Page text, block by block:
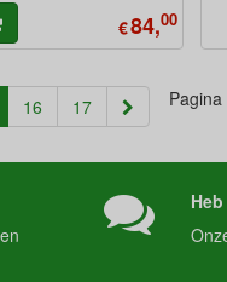
€84,00
(current)
16 17